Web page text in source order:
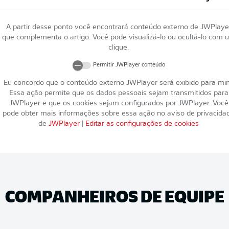
A partir desse ponto você encontrará conteúdo externo de
que complementa o artigo. Você pode visualizá-lo ou ocultá-lo com
clique.
Permitir JWPlayerconteúdo
Eu concordo que o conteúdo externo JWPlayerserá exibido para
Essa ação permite que os dados pessoais sejam transmitidos para
JWPlayere que os cookies sejam configurados por JWPlayer. Você
pode obter mais informações sobre essa ação no aviso de
de JWPlayer Editar as configurações de cookies
COMPANHEIROS DE EQUIPE